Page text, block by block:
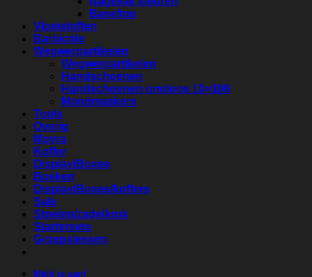
Base/top
Vloeistoffen
Barbicide
Wegwerpartikelen
Wegwerpartikelen
Handschoenen
Handschoenen omdoos 10×100
Mondmaskers
Tools
Overig
Moyra
Koffer
Display/Boxes
Boeken
Display/Boxes/koffers
Sale
Stoelen/zadelkruk
Startersets
Groepslessen
Meld je aan!